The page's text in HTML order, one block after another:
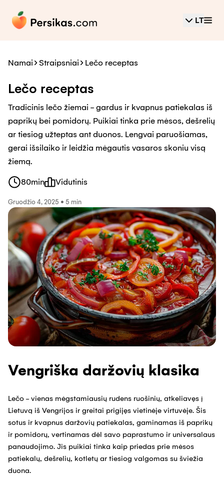
LT
Namai Straipsniai Lečo receptas
Lečo receptas
Tradicinis lečo žiemai - gardus ir kvapnus patiekalas iš
paprikų bei pomidorų. Puikiai tinka prie mėsos, dešrelių
ar tiesiog užteptas ant duonos. Lengvai paruošiamas,
gerai išsilaiko ir leidžia mėgautis vasaros skoniu visą
žiemą.
80min Vidutinis
Gruodžio 4, 2025 • 5 min
Vengriška daržovių klasika
Lečo - vienas mėgstamiausių rudens ruošinių, atkeliavęs į
Lietuvą iš Vengrijos ir greitai prigijęs vietinėje virtuvėje. Šis
sotus ir kvapnus daržovių patiekalas, gaminamas iš paprikų
ir pomidorų, vertinamas dėl savo paprastumo ir universalaus
panaudojimo. Jis puikiai tinka kaip priedas prie mėsos
patiekalų, dešrelių, kotletų ar tiesiog valgomas su šviežia
duona.